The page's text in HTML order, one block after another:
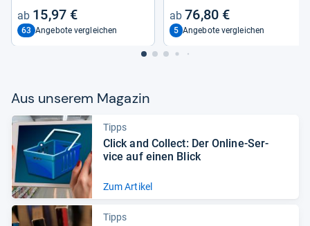
15,97 €
63 Angebote vergleichen
76,80 €
5 Angebote vergleichen
Aus unse­rem Maga­zin
Tipps
Click and Col­lect: Der Online-​Ser­
vice auf einen Blick
Zum Artikel
Tipps